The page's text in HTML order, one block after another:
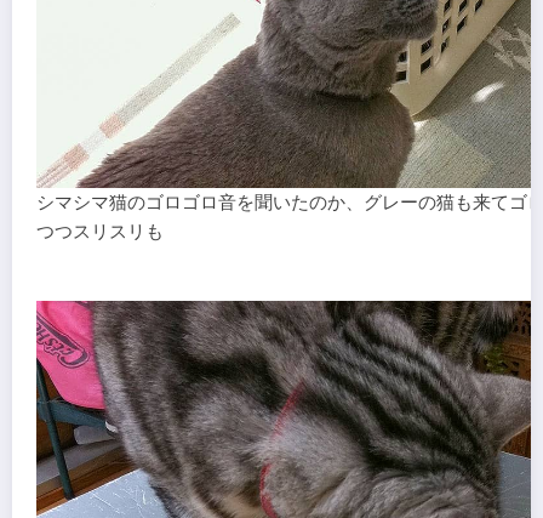
シマシマ猫のゴロゴロ音を聞いたのか、グレーの猫も来てゴ
つつスリスリも